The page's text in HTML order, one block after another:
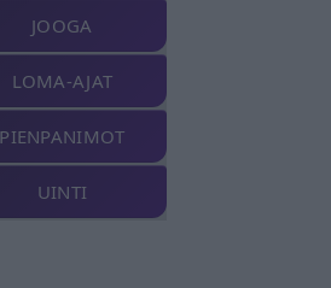
JOOGA
LOMA-AJAT
PIENPANIMOT
UINTI